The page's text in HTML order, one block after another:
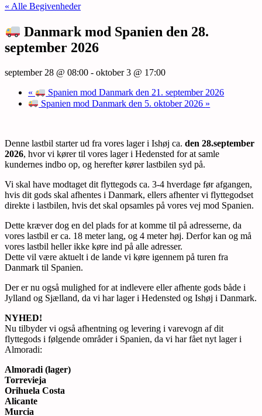
« Alle Begivenheder
Danmark mod Spanien den 28.
september 2026
september 28 @ 08:00 - oktober 3 @ 17:00
«
Spanien mod Danmark den 21. september 2026
Spanien mod Danmark den 5. oktober 2026 »
Denne lastbil starter ud fra vores lager i Ishøj ca. den 28.september
2026, hvor vi kører til vores lager i Hedensted for at samle
kundernes indbo op, og herefter kører lastbilen syd på.
Vi skal have modtaget dit flyttegods ca. 3-4 hverdage før afgangen,
hvis dit gods skal afhentes i Danmark, ellers afhenter vi flyttegodset
direkte i lastbilen, hvis det skal opsamles på vores vej mod Spanien.
Dette kræver dog en del plads for at komme til på adresserne, da
vores lastbil er ca. 18 meter lang, og 4 meter høj. Derfor kan og må
vores lastbil heller ikke køre ind på alle adresser.
Dette vil være aktuelt i de lande vi køre igennem på turen fra
Danmark til Spanien.
Der er nu også mulighed for at indlevere eller afhente gods både i
Jylland og Sjælland, da vi har lager i Hedensted og Ishøj i Danmark.
NYHED!
Nu tilbyder vi også afhentning og levering i varevogn af dit
flyttegods i følgende områder i Spanien, da vi har fået nyt lager i
Almoradi:
Almoradi (lager)
Torrevieja
Orihuela Costa
Alicante
Murcia